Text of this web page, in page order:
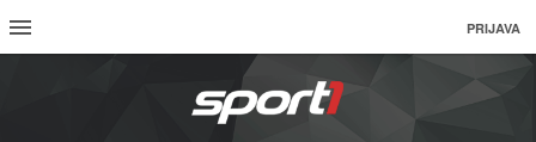
PRIJAVA